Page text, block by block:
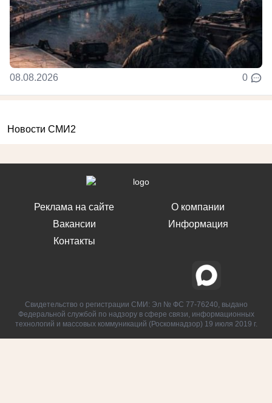
08.08.2026 0
Новости СМИ2
Реклама на сайте
Вакансии
Контакты
О компании
Информация
Свидетельство о регистрации СМИ: Эл № ФС 77-76240, выдано
Федеральной службой по надзору в сфере связи, информационных
технологий и массовых коммуникаций (Роскомнадзор) 19 июля 2019 г.